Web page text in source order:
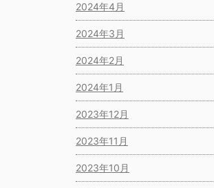
2024年4月
2024年3月
2024年2月
2024年1月
2023年12月
2023年11月
2023年10月